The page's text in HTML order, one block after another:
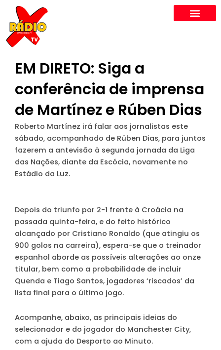
content
EM DIRETO: Siga a
conferência de imprensa
de Martínez e Rúben Dias
Roberto Martínez irá falar aos jornalistas este
sábado, acompanhado de Rúben Dias, para juntos
fazerem a antevisão à segunda jornada da Liga
das Nações, diante da Escócia, novamente no
Estádio da Luz.
Depois do triunfo por 2-1 frente à Croácia na
passada quinta-feira, e do feito histórico
alcançado por Cristiano Ronaldo (que atingiu os
900 golos na carreira), espera-se que o treinador
espanhol aborde as possíveis alterações ao onze
titular, bem como a probabilidade de incluir
Quenda e Tiago Santos, jogadores ‘riscados’ da
lista final para o último jogo.
Acompanhe, abaixo, as principais ideias do
selecionador e do jogador do Manchester City,
com a ajuda do Desporto ao Minuto.